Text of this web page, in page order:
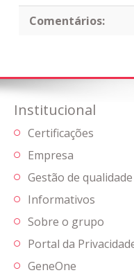
Comentários:
Institucional
Certificações
Empresa
Gestão de qualidade
Informativos
Sobre o grupo
Portal da
GeneOne